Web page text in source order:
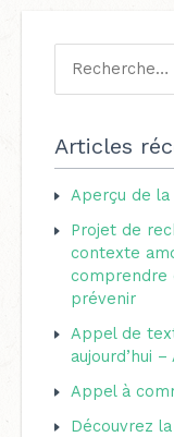
c
h
e
r
e
:
Articles
Aperçu de la
Projet de
contexte
comprendre
prévenir
Appel de
aujourd’hui
Appel à
Découvrez
g